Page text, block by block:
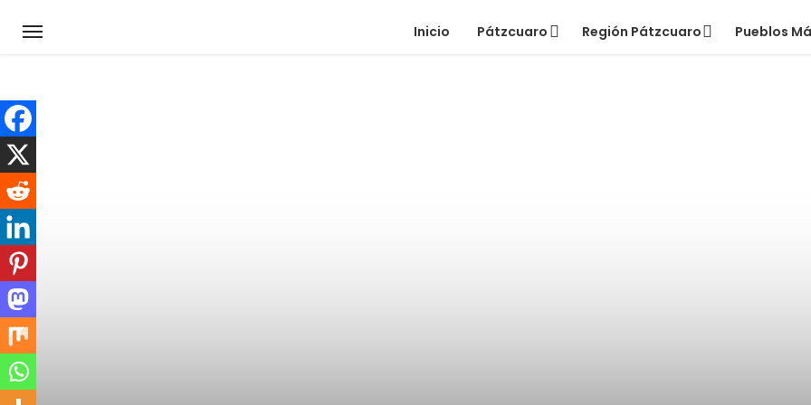
Inicio Pátzcuaro Región Pátzcuaro Pueblos